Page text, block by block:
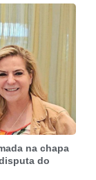
na chapa
do